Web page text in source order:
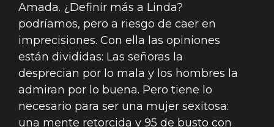
Amada. ¿Definir más a Linda?
podríamos, pero a riesgo de caer en
imprecisiones. Con ella las opiniones
están divididas: Las señoras la
desprecian por lo mala y los hombres la
admiran por lo buena. Pero tiene lo
necesario para ser una mujer sexitosa:
una mente retorcida y 95 de busto con